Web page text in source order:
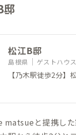
邸
松江B邸
島根県 ゲストハウス
【乃木駅徒歩2分】
と提携し